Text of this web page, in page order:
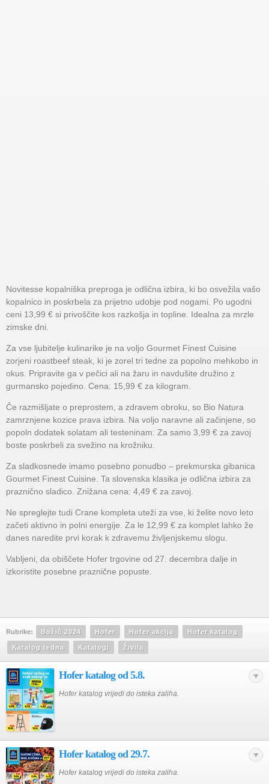
Novitesse kopalniška preproga je odlična izbira, ki bo osvežila vašo
kopalnico in poskrbela za prijetno udobje pod nogami. Po ugodni
ceni 13,99 € si privoščite kos razkošja in topline. Idealna za mrzle
zimske dni.
Za vse ljubitelje kulinarike je na voljo Gourmet Finest Cuisine
zorjeni roastbeef steak, ki je zorel tri tedne za popolno mehkobo in
okus. Pripravite ga v pečici ali na žaru in navdušite družino z
gurmansko pojedino. Cena: 15,99 € za kilogram.
Če razmišljate o preprostem, a zdravem obroku, so Bio Natura
zamrznjene kozice prava izbira. Na voljo naravne ali začinjene, so
popoln dodatek solatam ali testeninam. Za samo 3,99 € za zavoj
boste poskrbeli za svežino na krožniku.
Za sladkosnede imamo posebno ponudbo – prekmurska gibanica
Gourmet Finest Cuisine. Ta slovenska klasika je odlična izbira za
praznično sladico. Znižana cena: 4,49 € za zavoj.
Ne spreglejte tudi Crane kompleta uteži za vse, ki želite novo leto
začeti aktivno in polni energije. Za le 12,99 € za komplet lahko že
danes naredite prvi korak k zdravemu življenjskemu slogu.
Vabljeni, da obiščete Hofer trgovine od 27. decembra dalje in
izkoristite posebne praznične popuste.
Rubrike: Božič 2024 Hofer Hofer akcija Hofer katalog
Katalog tedna Katalogi Živila
Hofer katalog od 5.8.
Hofer katalog vrijedi do isteka zaliha.
Hofer katalog od 29.7.
Hofer katalog vrijedi do isteka zaliha.